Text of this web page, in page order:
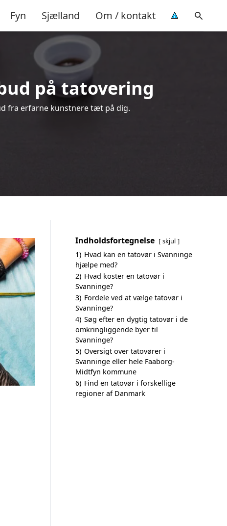
Fyn Sjælland Om / kontakt
på tatovering
fra erfarne kunstnere tæt på dig.
Indholdsfortegnelse skjul
1) Hvad kan en tatovør i Svanninge
hjælpe med?
2) Hvad koster en tatovør i
Svanninge?
3) Fordele ved at vælge tatovør i
Svanninge?
4) Søg efter en dygtig tatovør i de
omkringliggende byer til
Svanninge?
5) Oversigt over tatovører i
Svanninge eller hele Faaborg-
Midtfyn kommune
6) Find en tatovør i forskellige
regioner af Danmark